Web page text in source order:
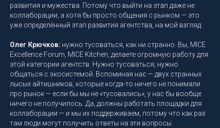
развития и мужества. Потому что выйти на этап даже не
коллаборации, а хотя бы просто общения с рынком — это
уже определённый этап развития агентства, на мой взгляд.
Олег Крючков: нужно тусоваться, как ни странно. Вы, MICE
Excellence Forum, MICE Kitchen, делаете огромную работу для
этой категории агентств. Нужно тусоваться, нужно
общаться с экосистемой. Вспоминая нас — двух странных
лысых айтишников, которые когда-то ничего не понимали
про рынок — если бы мы не «тусовались», у нас бы вообще
ничего не получилось. Да, должны работать площадки для
коллаборации — и мы их поддерживаем, потому что как раз
там люди могут получить ответы на эти вопросы.